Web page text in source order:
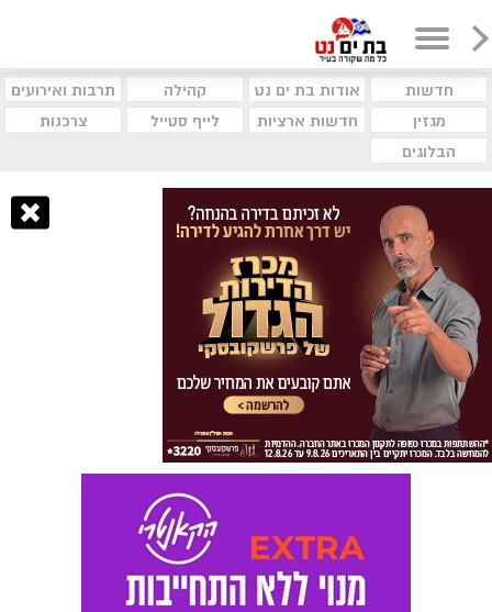
חדשות אודות בת ים נט קהילה
תרבות ואירועים
מגזין
חדשות ארציות לייף סטייל
צרכנות
הבלוגים